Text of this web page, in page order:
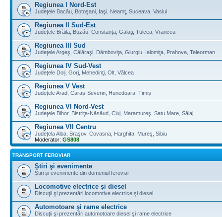
Regiunea I Nord-Est
Judeţele Bacău, Botoşani, Iaşi, Neamţ, Suceava, Vaslui
Regiunea II Sud-Est
Judeţele Brăila, Buzău, Constanţa, Galaţi, Tulcea, Vrancea
Regiunea III Sud
Judeţele Argeş, Călăraşi, Dâmboviţa, Giurgiu, Ialomiţa, Prahova, Teleorman
Regiunea IV Sud-Vest
Judeţele Dolj, Gorj, Mehedinţi, Olt, Vâlcea
Regiunea V Vest
Judeţele Arad, Caraş-Severin, Hunedoara, Timiş
Regiunea VI Nord-Vest
Judeţele Bihor, Bistriţa-Năsăud, Cluj, Maramureş, Satu Mare, Sălaj
Regiunea VII Centru
Judeţela Alba, Braşov, Covasna, Harghita, Mureş, Sibiu
Moderator: GS808
TRANSPORT FEROVIAR
Ştiri şi evenimente
Ştiri şi evenimente din domeniul feroviar
Locomotive electrice şi diesel
Discuţii şi prezentări locomotive electrice şi diesel
Automotoare şi rame electrice
Discuţii şi prezentări automotoare diesel şi rame electrice